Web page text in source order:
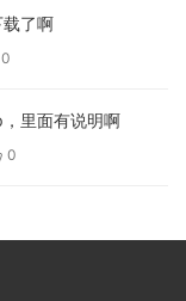
了啊
0
里面有说明啊
0